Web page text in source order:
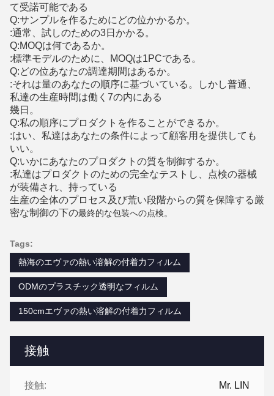
接触
接触: Mr. LIN
て受諾可能である
Q:サンプルを作るためにどの位かかるか。
:通常、試しのための3日かかる。
Q:MOQは何であるか。
:標準モデルのために、MOQは1PCである。
Q:どの位あなたの調達期間はあるか。
:それは量のあなたの順序に基づいている。しかし普通、
私達の生産時間は働く7の内にある
幾日。
Q:私の順序にプロダクトを作ることができるか。
:はい、私達はあなたの条件によって顧客用を提供しても
いい。
Q:いかにあなたのプロダクトの質を制御するか。
:私達はプロダクトのための完全なテストし、点検の器械
が装備され、持っている
生産の全体のプロセス及び荒い段階からの質を保障する厳
密な制御の下の最終的な包装への点検。
Tags:
熱海のエヴァの熱い溶解の付着力フィルム
ODMのプラスチック透明なフィルム
150cmエヴァの熱い溶解の付着力フィルム